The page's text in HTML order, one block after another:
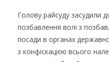
Голову райсуду засудили
позбавлення волі з
посади в органах
з конфіскацією всього